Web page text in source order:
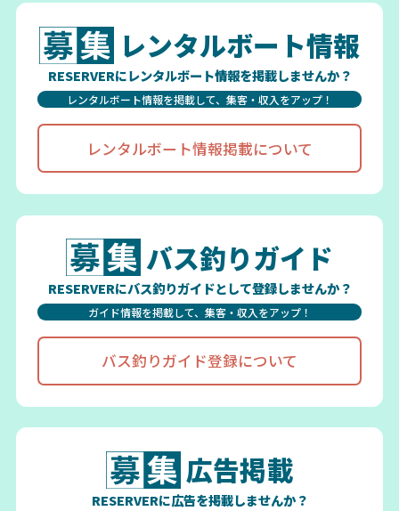
レンタルボート情報
RESERVERにレンタルボート情報を掲載しませんか？
レンタルボート情報を掲載して、集客・収入をアップ！
レンタルボート情報掲載について
バス釣りガイド
RESERVERにバス釣りガイドとして登録しませんか？
ガイド情報を掲載して、集客・収入をアップ！
バス釣りガイド登録について
広告掲載
RESERVERに広告を掲載しませんか？